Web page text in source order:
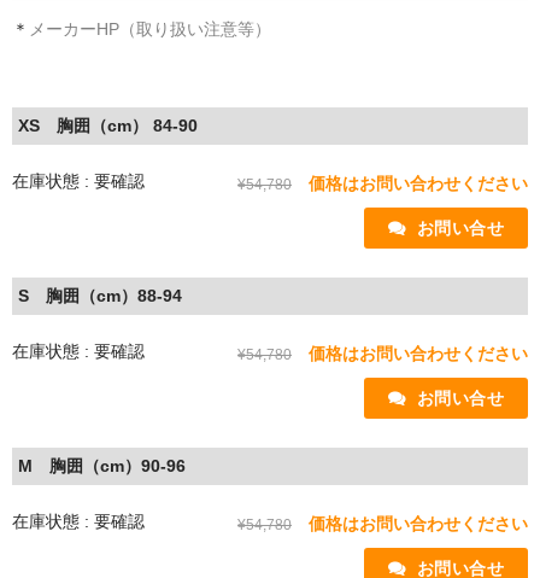
＊ メーカーHP（取り扱い注意等）
XS 胸囲（cm） 84-90
在庫状態 : 要確認 ¥54,780 価格はお問い合わせください
 お問い合せ
S 胸囲（cm）88-94
在庫状態 : 要確認 ¥54,780 価格はお問い合わせください
 お問い合せ
M 胸囲（cm）90-96
在庫状態 : 要確認 ¥54,780 価格はお問い合わせください
 お問い合せ